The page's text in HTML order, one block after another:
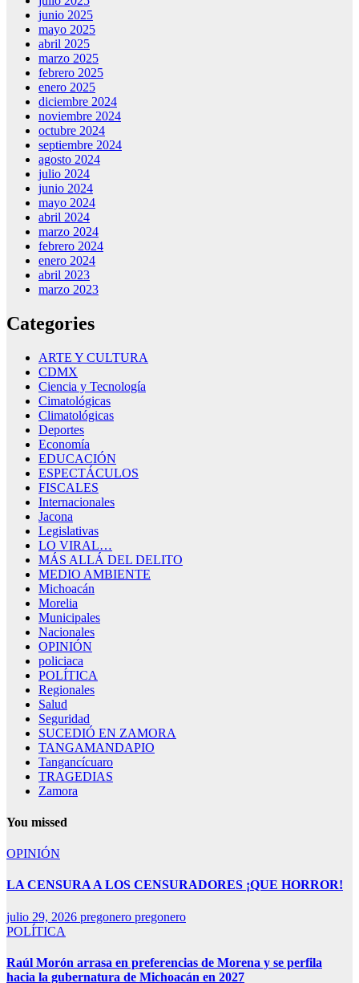
junio 2025
mayo 2025
abril 2025
marzo 2025
febrero 2025
enero 2025
diciembre 2024
noviembre 2024
octubre 2024
septiembre 2024
agosto 2024
julio 2024
junio 2024
mayo 2024
abril 2024
marzo 2024
febrero 2024
enero 2024
abril 2023
marzo 2023
Categories
ARTE Y CULTURA
CDMX
Ciencia y Tecnología
Cimatológicas
Climatológicas
Deportes
Economía
EDUCACIÓN
ESPECTÁCULOS
FISCALES
Internacionales
Jacona
Legislativas
LO VIRAL…
MÁS ALLÁ DEL DELITO
MEDIO AMBIENTE
Michoacán
Morelia
Municipales
Nacionales
OPINIÓN
policiaca
POLÍTICA
Regionales
Salud
Seguridad
SUCEDIÓ EN ZAMORA
TANGAMANDAPIO
Tangancícuaro
TRAGEDIAS
Zamora
You missed
OPINIÓN
LA CENSURA A LOS CENSURADORES ¡QUE HORROR!
julio 29, 2026 pregonero pregonero
POLÍTICA
Raúl Morón arrasa en preferencias de Morena y se perfila
hacia la gubernatura de Michoacán en 2027